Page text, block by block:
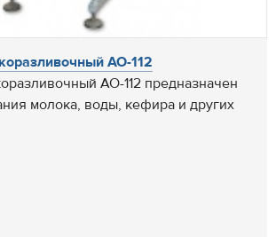
АО-112
АО-112 предназначен
молока, воды, кефира и других